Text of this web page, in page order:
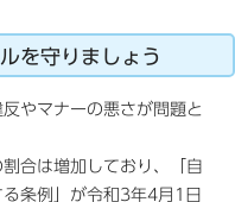
を守りましょう
やマナーの悪さが問題と
合は増加しており、「自
条例」が令和3年4月1日